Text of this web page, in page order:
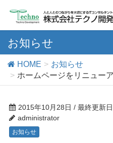
お知らせ
HOME
お知らせ
ホームページをリニュー
2015年10月28日 / 最終更新
administrator
お知らせ